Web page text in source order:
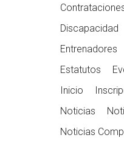
Discapacidad
Entrenadores
Estatutos
Inicio
Noticias
Noticias